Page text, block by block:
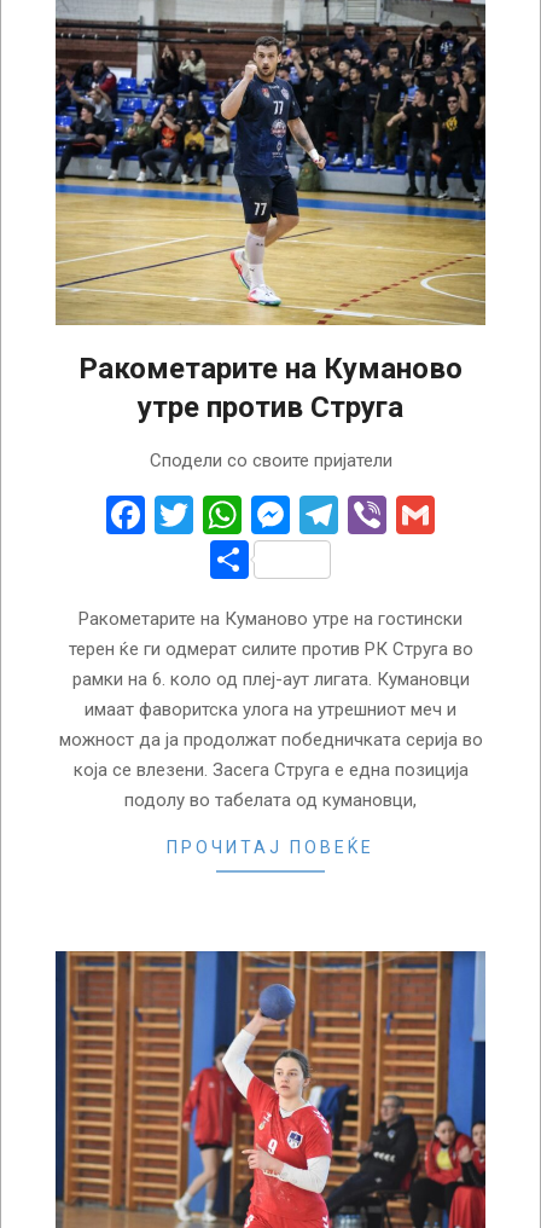
Ракометарите на Куманово
утре против Струга
Сподели со своите пријатели
Facebook
Twitter
WhatsApp
Messenger
Telegram
Viber
Share
Ракометарите на Куманово утре на гостински
терен ќе ги одмерат силите против РК Струга во
рамки на 6. коло од плеј-аут лигата. Кумановци
имаат фаворитска улога на утрешниот меч и
можност да ја продолжат победничката серија во
која се влезени. Засега Струга е една позиција
подолу во табелата од кумановци,
ПРОЧИТАЈ ПОВЕЌЕ